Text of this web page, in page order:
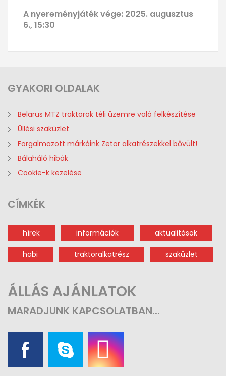
A nyereményjáték vége: 2025. augusztus
6., 15:30
GYAKORI OLDALAK
Belarus MTZ traktorok téli üzemre való felkészítése
Üllési szaküzlet
Forgalmazott márkáink Zetor alkatrészekkel bővült!
Bálaháló hibák
Cookie-k kezelése
CÍMKÉK
hírek információk aktualitások
habi traktoralkatrész szaküzlet
ÁLLÁS AJÁNLATOK
MARADJUNK KAPCSOLATBAN...